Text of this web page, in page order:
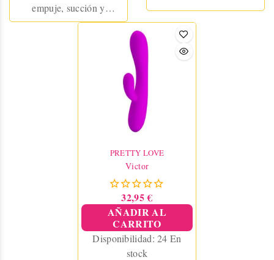
empuje, succión y
vibración. Estimula
que te hará descubrir
sensaciones como nunca
antes. Con vibración,
pulsación en el clítoris y
recargable. ¡Tu nuevo
PRETTY LOVE
Victor
32,95 €
AÑADIR AL
CARRITO
Disponibilidad:24 En
stock